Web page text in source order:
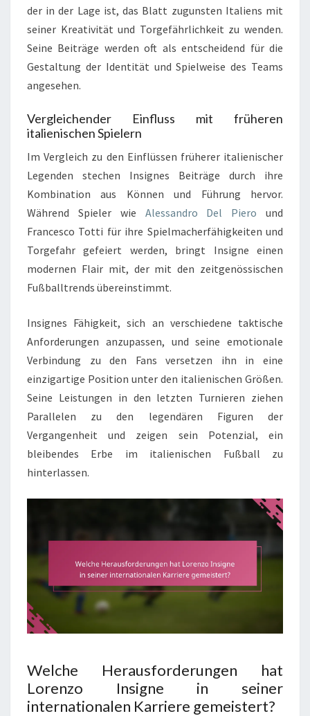
der in der Lage ist, das Blatt zugunsten Italiens mit
seiner Kreativität und Torgefährlichkeit zu wenden.
Seine Beiträge werden oft als entscheidend für die
Gestaltung der Identität und Spielweise des Teams
angesehen.
Vergleichender Einfluss mit früheren
italienischen Spielern
Im Vergleich zu den Einflüssen früherer italienischer
Legenden stechen Insignes Beiträge durch ihre
Kombination aus Können und Führung hervor.
Während Spieler wie Alessandro Del Piero und
Francesco Totti für ihre Spielmacherfähigkeiten und
Torgefahr gefeiert werden, bringt Insigne einen
modernen Flair mit, der mit den zeitgenössischen
Fußballtrends übereinstimmt.
Insignes Fähigkeit, sich an verschiedene taktische
Anforderungen anzupassen, und seine emotionale
Verbindung zu den Fans versetzen ihn in eine
einzigartige Position unter den italienischen Größen.
Seine Leistungen in den letzten Turnieren ziehen
Parallelen zu den legendären Figuren der
Vergangenheit und zeigen sein Potenzial, ein
bleibendes Erbe im italienischen Fußball zu
hinterlassen.
Welche Herausforderungen hat
Lorenzo Insigne in seiner
internationalen Karriere gemeistert?